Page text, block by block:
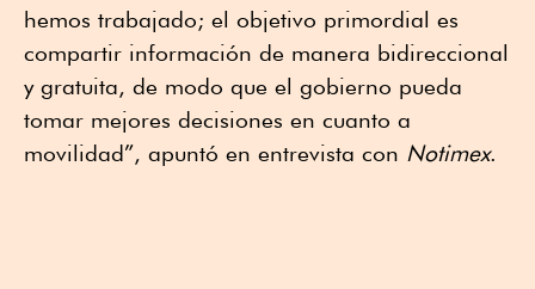
hemos trabajado; el objetivo primordial es
compartir información de manera bidireccional
y gratuita, de modo que el gobierno pueda
tomar mejores decisiones en cuanto a
movilidad”, apuntó en entrevista con Notimex.